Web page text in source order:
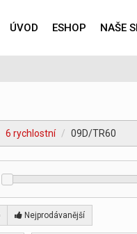
ÚVOD ESHOP NAŠE
6 rychlostní 09D/TR60
Nejprodávanější